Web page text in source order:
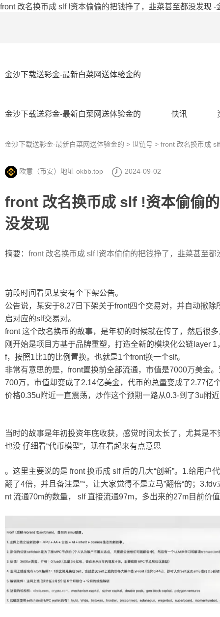
front 改名换币成 slf !资本偷偷的把钱挣了，韭菜甚至都没发现 -
金沙下载送彩金-最新白菜网送体验金的
金沙下载送彩金-最新白菜网送体验金的 快讯
金沙下载送彩金-最新白菜网送体验金的 > 世链号 > front 改名换币成
欧意（币安）地址 okbb.top 2024-09-02
front 改名换币成 slf !资本偷偷
没发现
摘要： front 改名换币成 slf !资本偷偷的把钱挣了，韭菜甚至都
前段时间看见某安有个下架公告。
公告说，某安于8.27日下架关于front四个交易对，并自动撤
启对应的slf交易对。
front 这个改名换币的故事，是年初的时候就在传了，然后很
刚开始是项目方基于品牌重塑，打造全新的模块化公链layer
f，按照1比1的比例置换。也就是1个front换一个slf。
非常有意思的是，front置换前全部流通，市值是7000万美金
700万，市值却变成了2.14亿美金，代币的总量变成了2.77亿
价格0.35u附近一直震荡，炒作这个预期一路从0.3-到了3u附
当时的故事是年初投资年底收获，感觉时间太长了，尤其是
也没 仔细看“代币模型”，现在看起来有点意思
。这里主要说的是 front 换币成 slf 后的几大“创新”。1.给用户
翻了4倍，并且备注是”“，让大家觉得不是立马”翻倍“的；
nt 流通70m的数量， slf 直接流通97m，多出来的27m目前价